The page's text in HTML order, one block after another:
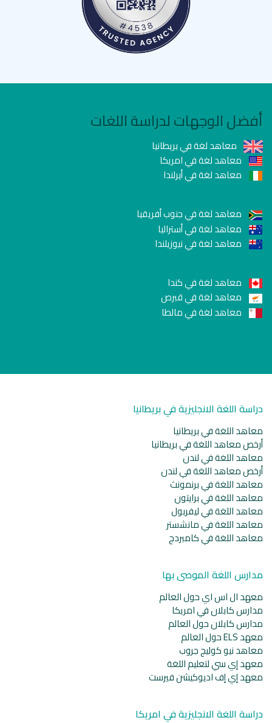
أفضل الوجهات لدراسة اللغات
معاهد لغة في بريطانيا
معاهد لغة في امريكا
معاهد لغة في أيرلندا
معاهد لغة في جنوب أفريقيا
معاهد لغة في أستراليا
معاهد لغة في نيوزيلندا
معاهد لغة في كندا
معاهد لغة في قبرص
معاهد لغة في مالطا
دراسة اللغة الانجليزية في بريطانيا
معاهد اللغة في بريطانيا
أرخص معاهد اللغة في بريطانيا
معاهد اللغة في لندن
أرخص معاهد اللغة في لندن
معاهد اللغة في برنمونث
معاهد اللغة في برايتون
معاهد اللغة في ليفربول
معاهد اللغة في مانشستر
معاهد اللغة في كامبردج
مدارس اللغة الموصى بها
معهد ال اس اي حول العالم
مدارس كابلان في امريكا
مدارس كابلان حول العالم
معهد ELS حول العالم
معاهد نيو كوليج جروب
معهد إي سي لتعليم اللغة
معهد إي إف اديوكيشن فيرست
دراسة اللغة الانجليزية في امريكا